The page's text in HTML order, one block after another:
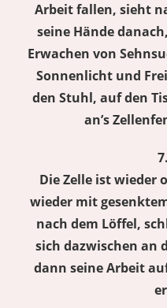
Arbeit fallen, sieht
seine Hände
Erwachen von
Sonnenlicht und
den Stuhl, auf den
an’s
Die Zelle ist wieder
wieder mit
nach dem Löffel,
sich dazwischen an
dann seine Arbeit